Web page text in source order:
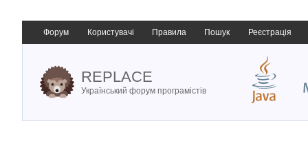
Форум Користувачі Правила Пошук Реєстрація
REPLACE
Український форум програмістів